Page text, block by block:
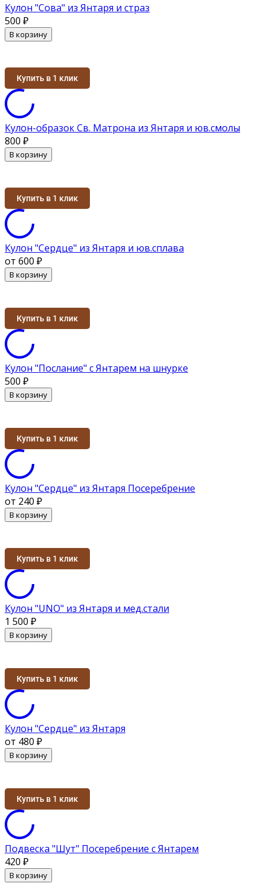
Кулон "Сова" из Янтаря и страз
500 ₽
В корзину
Купить в 1 клик
Кулон-образок Св. Матрона из Янтаря и юв.смолы
800 ₽
В корзину
Купить в 1 клик
Кулон "Сердце" из Янтаря и юв.сплава
от 600 ₽
В корзину
Купить в 1 клик
Кулон "Послание" с Янтарем на шнурке
500 ₽
В корзину
Купить в 1 клик
Кулон "Сердце" из Янтаря Посеребрение
от 240 ₽
В корзину
Купить в 1 клик
Кулон "UNO" из Янтаря и мед.стали
1 500 ₽
В корзину
Купить в 1 клик
Кулон "Сердце" из Янтаря
от 480 ₽
В корзину
Купить в 1 клик
Подвеска "Шут" Посеребрение с Янтарем
420 ₽
В корзину